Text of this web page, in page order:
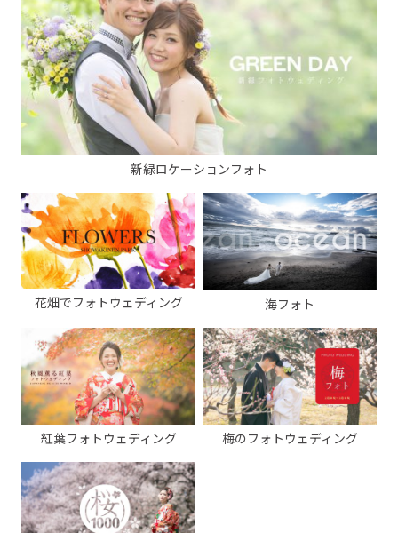
新緑ロケーションフォト
花畑でフォトウェディング 海フォト
紅葉フォトウェディング 梅のフォトウェディング